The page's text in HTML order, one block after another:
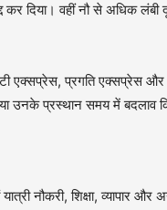
दिया। वहीं नौ से अधिक लंबी
एक्सप्रेस, प्रगति एक्सप्रेस और
उनके प्रस्थान समय में बदलाव
नौकरी, शिक्षा, व्यापार और